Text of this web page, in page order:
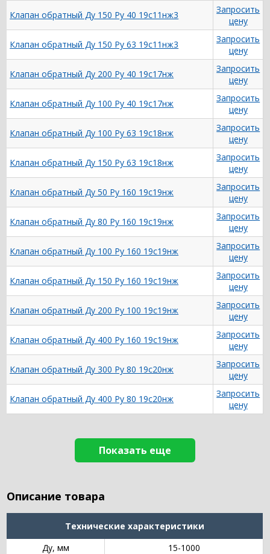
Клапан обратный Ду 150 Ру 40 19с11нж3
Запросить
цену
Клапан обратный Ду 150 Ру 63 19с11нж3
Запросить
цену
Клапан обратный Ду 200 Ру 40 19с17нж
Запросить
цену
Клапан обратный Ду 100 Ру 40 19с17нж
Запросить
цену
Клапан обратный Ду 100 Ру 63 19с18нж
Запросить
цену
Клапан обратный Ду 150 Ру 63 19с18нж
Запросить
цену
Клапан обратный Ду 50 Ру 160 19с19нж
Запросить
цену
Клапан обратный Ду 80 Ру 160 19с19нж
Запросить
цену
Клапан обратный Ду 100 Ру 160 19с19нж
Запросить
цену
Клапан обратный Ду 150 Ру 160 19с19нж
Запросить
цену
Клапан обратный Ду 200 Ру 100 19с19нж
Запросить
цену
Клапан обратный Ду 400 Ру 160 19с19нж
Запросить
цену
Клапан обратный Ду 300 Ру 80 19с20нж
Запросить
цену
Клапан обратный Ду 400 Ру 80 19с20нж
Запросить
цену
Показать еще
Описание товара
Технические характеристики
Ду, мм
15-1000